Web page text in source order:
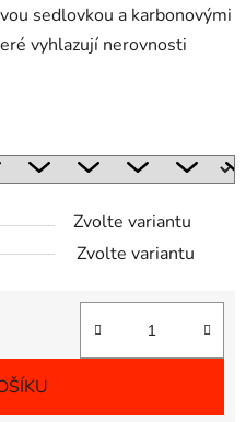
sedlovkou a karbonovými
vyhlazují nerovnosti
Zvolte variantu
Zvolte variantu